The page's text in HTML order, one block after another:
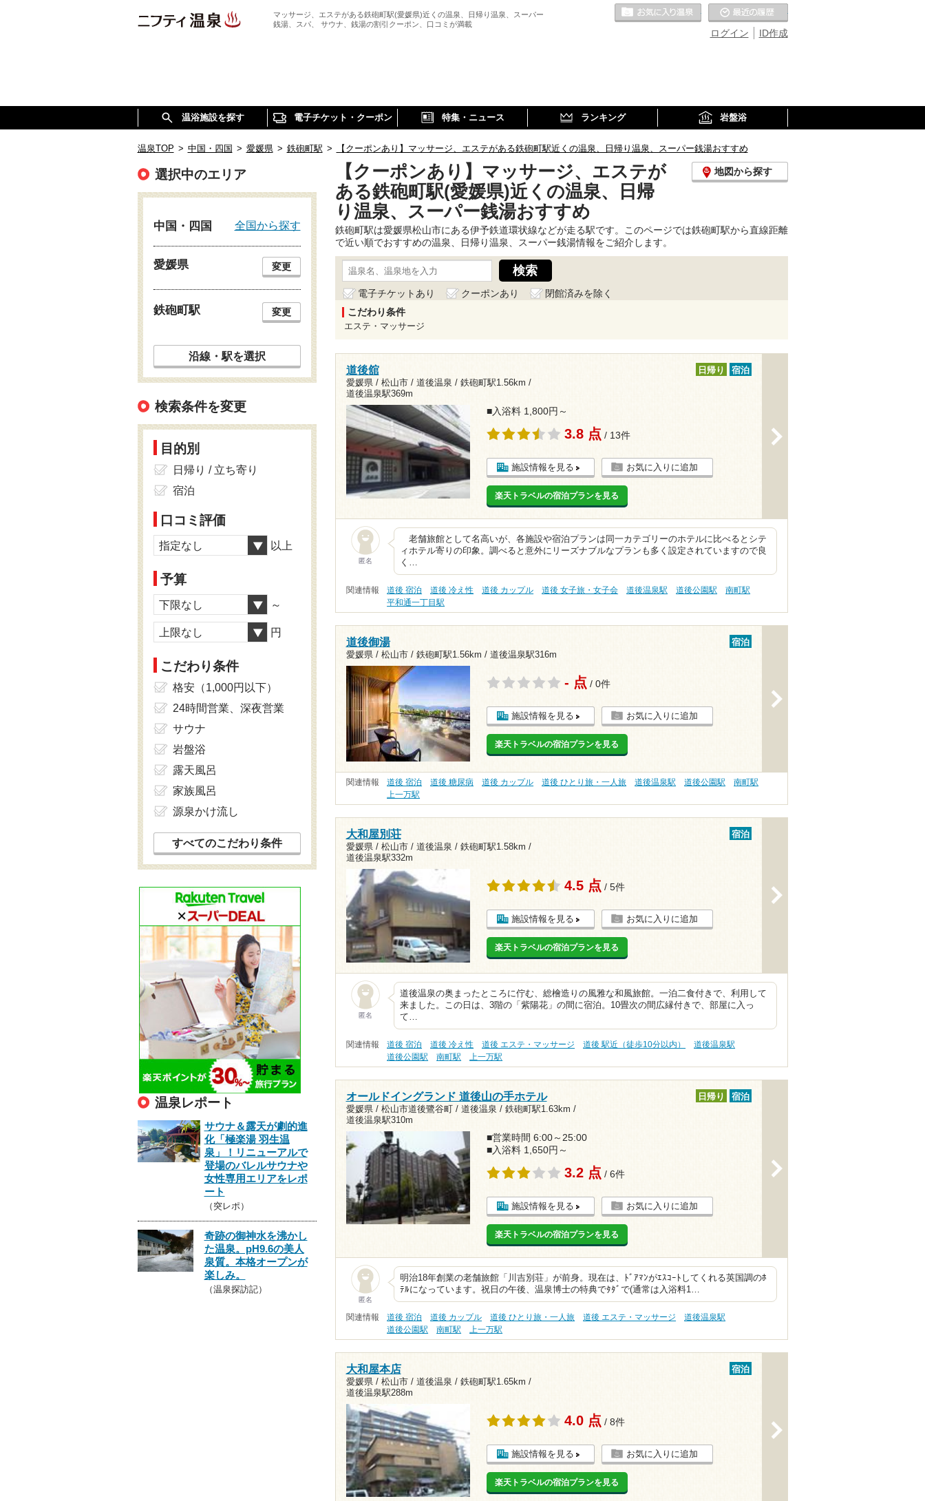
マッサージ、エステがある鉄砲町駅(愛媛県)近くの温泉、日帰り温泉、スーパー
銭湯、スパ、 サウナ、銭湯の割引クーポン、口コミが満載
ID作成
ログイン
お気に入りの温泉
温浴施設を探す 電子チケット・クーポン 特集・ニュース ランキング 岩盤浴
温泉TOP > 中国・四国 > 愛媛県 > 鉄砲町駅 > 【クーポンあり】マッサージ、エステがある鉄砲町駅近くの温泉、日帰り温泉、スーパー銭湯おすすめ
【クーポンあり】マッサージ、エステが
ある鉄砲町駅(愛媛県)近くの温泉、日帰
り温泉、スーパー銭湯おすすめ
地図から探す
鉄砲町駅は愛媛県松山市にある伊予鉄道環状線などが走る駅です。このページでは鉄砲町駅から直線距離
で近い順でおすすめの温泉、日帰り温泉、スーパー銭湯情報をご紹介します。
電子チケットあり クーポンあり
閉館済みを除く
こだわり条件
エステ・マッサージ
道後舘
愛媛県 / 松山市 / 道後温泉 / 鉄砲町駅1.56km /
道後温泉駅369m
日帰り 宿泊
■入浴料 1,800円～
3.8 点 / 13件
施設情報を見る お気に入りに追加
楽天トラベルの宿泊プランを見る
匿名
老舗旅館として名高いが、各施設や宿泊プランは同一カテゴリーのホテルに比べるとシテ
ィホテル寄りの印象。調べると意外にリーズナブルなプランも多く設定されていますので良
く…
関連情報 道後 宿泊 道後 冷え性 道後 カップル 道後 女子旅・女子会 道後温泉駅 道後公園駅
南町駅
平和通一丁目駅
道後御湯
愛媛県 / 松山市 / 鉄砲町駅1.56km / 道後温泉駅316m
宿泊
- 点 / 0件
施設情報を見る お気に入りに追加
楽天トラベルの宿泊プランを見る
関連情報 道後 宿泊 道後 糖尿病 道後 カップル 道後 ひとり旅・一人旅 道後温泉駅 道後公園駅
南町駅
上一万駅
大和屋別荘
愛媛県 / 松山市 / 道後温泉 / 鉄砲町駅1.58km /
道後温泉駅332m
宿泊
4.5 点 / 5件
施設情報を見る お気に入りに追加
楽天トラベルの宿泊プランを見る
匿名
道後温泉の奥まったところに佇む、総檜造りの風雅な和風旅館。一泊二食付きで、利用して
来ました。この日は、3階の「紫陽花」の間に宿泊。10畳次の間広縁付きで、部屋に入っ
て…
関連情報 道後 宿泊 道後 冷え性 道後 エステ・マッサージ 道後 駅近（徒歩10分以内）
道後温泉駅
道後公園駅
南町駅 上一万駅
オールドイングランド 道後山の手ホテル
愛媛県 / 松山市道後鷺谷町 / 道後温泉 / 鉄砲町駅1.63km /
道後温泉駅310m
日帰り 宿泊
■営業時間 6:00～25:00
■入浴料 1,650円～
3.2 点 / 6件
施設情報を見る お気に入りに追加
楽天トラベルの宿泊プランを見る
匿名
明治18年創業の老舗旅館「川吉別荘」が前身。現在は、ﾄﾞｱﾏﾝがｴｽｺｰﾄしてくれる英国調のﾎ
ﾃﾙになっています。祝日の午後、温泉博士の特典でﾀﾀﾞで(通常は入浴料1…
関連情報 道後 宿泊 道後 カップル 道後 ひとり旅・一人旅 道後 エステ・マッサージ
道後温泉駅
道後公園駅
南町駅 上一万駅
大和屋本店
愛媛県 / 松山市 / 道後温泉 / 鉄砲町駅1.65km /
道後温泉駅288m
宿泊
4.0 点 / 8件
施設情報を見る お気に入りに追加
楽天トラベルの宿泊プランを見る
選択中のエリア
中国・四国 全国から探す
愛媛県 変更
鉄砲町駅 変更
沿線・駅を選択
検索条件を変更
目的別
日帰り / 立ち寄り
宿泊
口コミ評価
指定なし 以上
予算
下限なし ～
上限なし 円
こだわり条件
格安（1,000円以下）
24時間営業、深夜営業
サウナ
岩盤浴
露天風呂
家族風呂
源泉かけ流し
すべてのこだわり条件
温泉レポート
サウナ＆露天が劇的進
化「極楽湯 羽生温
泉」！リニューアルで
登場のバレルサウナや
女性専用エリアをレポ
ート
（突レポ）
奇跡の御神水を沸かし
た温泉。pH9.6の美人
泉質。本格オープンが
楽しみ。
（温泉探訪記）